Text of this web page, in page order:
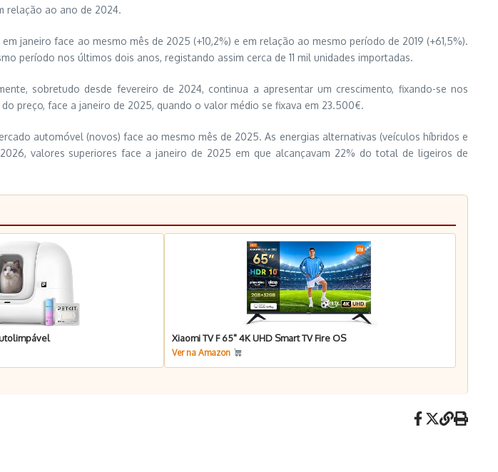
relação ao ano de 2024.
janeiro face ao mesmo mês de 2025 (+10,2%) e em relação ao mesmo período de 2019 (+61,5%).
período nos últimos dois anos, registando assim cerca de 11 mil unidades importadas.
sobretudo desde fevereiro de 2024, continua a apresentar um crescimento, fixando-se nos
preço, face a janeiro de 2025, quando o valor médio se fixava em 23.500€.
automóvel (novos) face ao mesmo mês de 2025. As energias alternativas (veículos híbridos e
valores superiores face a janeiro de 2025 em que alcançavam 22% do total de ligeiros de
Xiaomi TV F 65" 4K UHD Smart TV Fire OS
Ver na Amazon